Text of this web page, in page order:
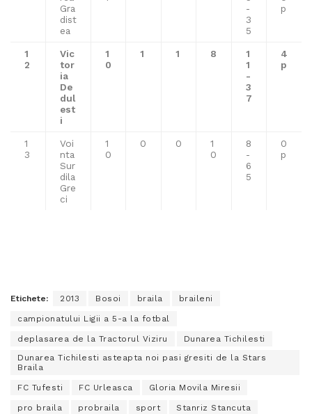
Gra
dist
ea
-
3
5
p
1
2
Vic
tor
ia
De
dul
est
i
1
0
1 1 8
1
1
-
3
7
4
p
1
3
Voi
nta
Sur
dila
Gre
ci
1
0
0 0
1
0
8
-
6
5
0
p
Etichete: 2013 Bosoi braila braileni
campionatului Ligii a 5-a la fotbal
deplasarea de la Tractorul Viziru
Dunarea Tichilesti
Dunarea Tichilesti asteapta noi pasi gresiti de la Stars
Braila
FC Tufesti FC Urleasca Gloria Movila Miresii
pro braila probraila sport Stanriz Stancuta